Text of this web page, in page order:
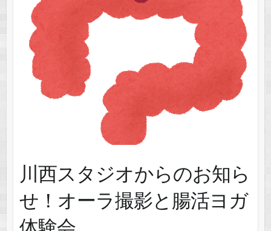
川西スタジオからのお知ら
せ！オーラ撮影と腸活ヨガ
体験会